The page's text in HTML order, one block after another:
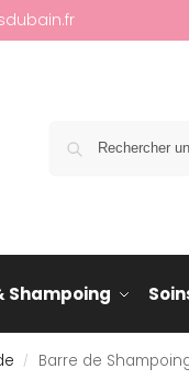
Shampoing
/ Barre de